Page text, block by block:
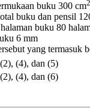
buku 300 cm2
buku dan pensil
buku 80
6 mm
yang termasuk
(4), dan (5)
(4), dan (6)